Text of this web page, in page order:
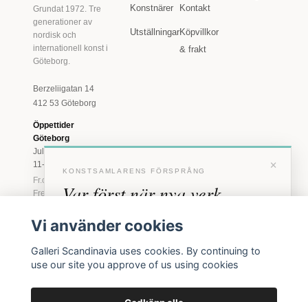
Grundat 1972. Tre
generationer av
nordisk och
internationell konst i
Göteborg.
Berzeliigatan 14
412 53 Göteborg
Öppettider
Göteborg
Juli: Tis 11-18 · Lör
11-16
Fr.o.m. augusti: Tis-
Fre 11-18 · Lör 11-
Marstrand
2026
Tis-Fre 11-18 ·
Konstnärer
Utställningar
Kontakt
Köpvillkor
& frakt
×
KONSTSAMLARENS FÖRSPRÅNG
Var först när nya verk
anländer
inbjudningar till vernissage, innan vi annonserar
offentligt.
Vi använder cookies
Galleri Scandinavia uses cookies. By continuing to
use our site you approve of us using cookies